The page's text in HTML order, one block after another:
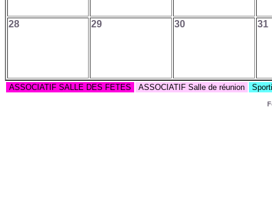
28 29 30 31
ASSOCIATIF SALLE DES FETES ASSOCIATIF Salle de réunion